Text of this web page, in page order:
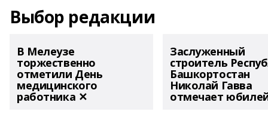
Выбор редакции
В Мелеузе
торжественно
отметили День
медицинского
работника ✕
Заслуженный
строитель
Башкортостан
Николай Гавва
отмечает